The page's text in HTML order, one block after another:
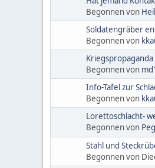
Begonnen von
Soldatengräber
Begonnen von
Begonnen von
Info-Tafel zur
Begonnen von
Lorettoschlacht-
Begonnen von
Stahl und
Begonnen von